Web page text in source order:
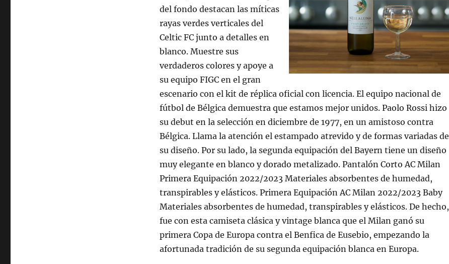
del fondo destacan las míticas
rayas verdes verticales del
Celtic FC junto a detalles en
blanco. Muestre sus
verdaderos colores y apoye a
su equipo FIGC en el gran
escenario con el kit de réplica oficial con licencia. El equipo nacional de
fútbol de Bélgica demuestra que estamos mejor unidos. Paolo Rossi hizo
su debut en la selección en diciembre de 1977, en un amistoso contra
Bélgica. Llama la atención el estampado atrevido y de formas variadas de
su diseño. Por su lado, la segunda equipación del Bayern tiene un diseño
muy elegante en blanco y dorado metalizado. Pantalón Corto AC Milan
Primera Equipación 2022/2023 Materiales absorbentes de humedad,
transpirables y elásticos. Primera Equipación AC Milan 2022/2023 Baby
Materiales absorbentes de humedad, transpirables y elásticos. De hecho,
fue con esta camiseta clásica y vintage blanca que el Milan ganó su
primera Copa de Europa contra el Benfica de Eusebio, empezando la
afortunada tradición de su segunda equipación blanca en Europa.